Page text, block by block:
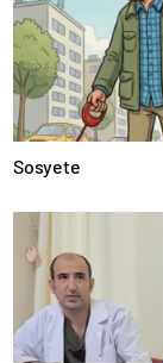
Sosyete